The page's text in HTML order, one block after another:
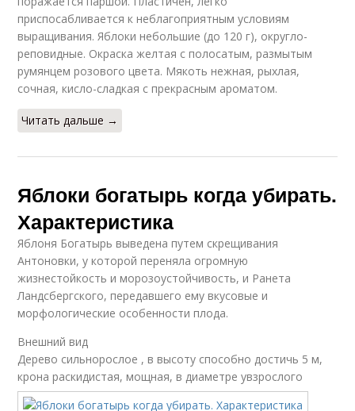
приспосабливается к неблагоприятным условиям
выращивания. Яблоки небольшие (до 120 г), округло-
реповидные. Окраска желтая с полосатым, размытым
румянцем розового цвета. Мякоть нежная, рыхлая,
сочная, кисло-сладкая с прекрасным ароматом.
Читать дальше →
Яблоки богатырь когда убирать.
Характеристика
Яблоня Богатырь выведена путем скрещивания
Антоновки, у которой переняла огромную
жизнестойкость и морозоустойчивость, и Ранета
Ландсбергского, передавшего ему вкусовые и
морфологические особенности плода.
Внешний вид
Дерево сильнорослое , в высоту способно достичь 5 м,
крона раскидистая, мощная, в диаметре увзрослого